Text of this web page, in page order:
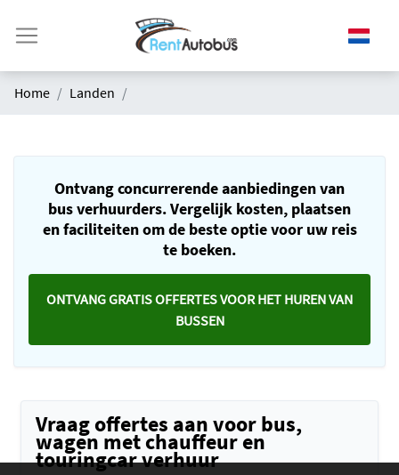
Home Landen
Ontvang concurrerende aanbiedingen van
bus verhuurders. Vergelijk kosten, plaatsen
en faciliteiten om de beste optie voor uw reis
te boeken.
ONTVANG GRATIS OFFERTES VOOR HET HUREN VAN
BUSSEN
Vraag offertes aan voor bus,
wagen met chauffeur en
touringcar verhuur